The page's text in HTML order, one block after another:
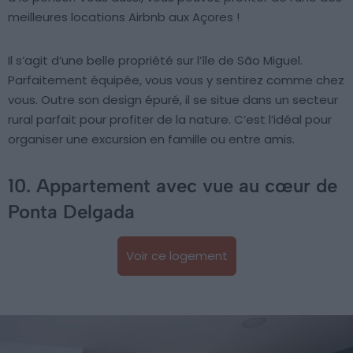
meilleures locations Airbnb aux Açores !
Il s’agit d’une belle propriété sur l’île de São Miguel.
Parfaitement équipée, vous vous y sentirez comme chez
vous. Outre son design épuré, il se situe dans un secteur
rural parfait pour profiter de la nature. C’est l’idéal pour
organiser une excursion en famille ou entre amis.
10. Appartement avec vue au cœur de
Ponta Delgada
Voir ce logement